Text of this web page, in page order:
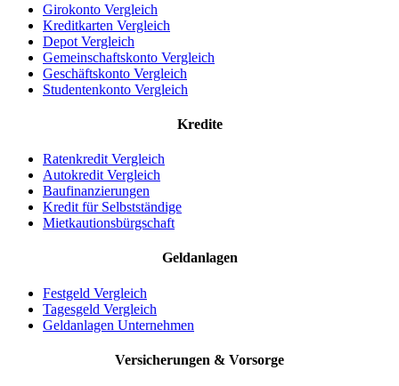
Girokonto Vergleich
Kreditkarten Vergleich
Depot Vergleich
Gemeinschaftskonto Vergleich
Geschäftskonto Vergleich
Studentenkonto Vergleich
Kredite
Ratenkredit Vergleich
Autokredit Vergleich
Baufinanzierungen
Kredit für Selbstständige
Mietkautionsbürgschaft
Geldanlagen
Festgeld Vergleich
Tagesgeld Vergleich
Geldanlagen Unternehmen
Versicherungen & Vorsorge